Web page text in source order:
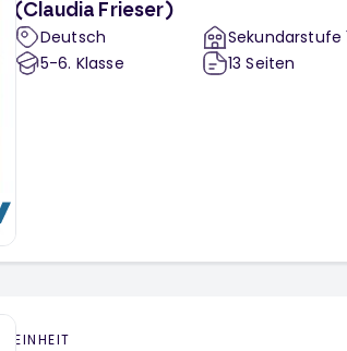
(Claudia Frieser)
Deutsch
5-6. Klasse
Sekundarstufe
13 Seiten
EINHEIT